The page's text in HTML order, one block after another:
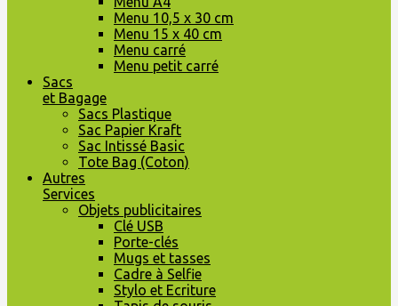
Menu 10,5 x 30 cm
Menu 15 x 40 cm
Menu carré
Menu petit carré
Sacs
et Bagage
Sacs Plastique
Sac Papier Kraft
Sac Intissé Basic
Tote Bag (Coton)
Autres
Services
Objets publicitaires
Clé USB
Porte-clés
Mugs et tasses
Cadre à Selfie
Stylo et Ecriture